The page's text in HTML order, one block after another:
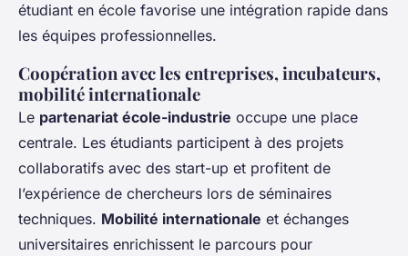
étudiant en école favorise une intégration rapide dans
les équipes professionnelles.
Coopération avec les entreprises, incubateurs,
mobilité internationale
Le partenariat école-industrie occupe une place
centrale. Les étudiants participent à des projets
collaboratifs avec des start-up et profitent de
l’expérience de chercheurs lors de séminaires
techniques. Mobilité internationale et échanges
universitaires enrichissent le parcours pour